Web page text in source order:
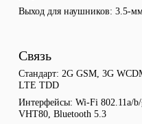
Выход для наушников 3.5-
Связь
Стандарт 2G GSM, 3G
LTE TDD
Интерфейсы Wi-Fi 802.11a/
VHT80, Bluetooth 5.3